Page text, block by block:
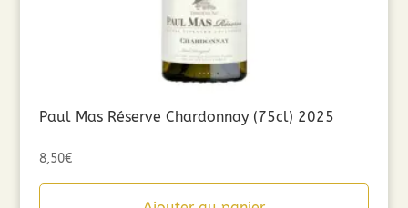
Paul Mas Réserve Chardonnay (75cl) 2025
8,50€